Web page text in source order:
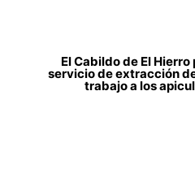
El Cabildo de El
servicio de extracción
trabajo a los